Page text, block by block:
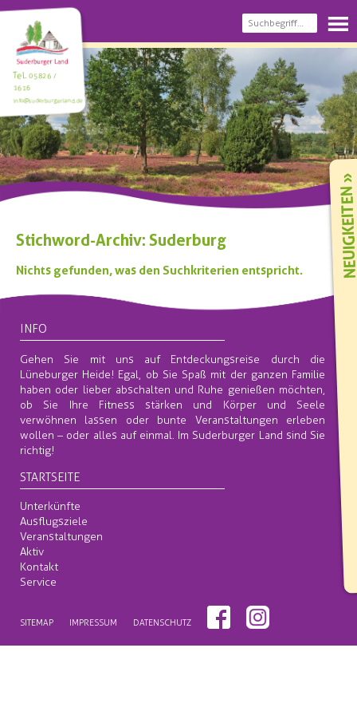
Tel.05826 /
1616
info@suderburgerland.de
Stichword-Archiv: Suderburg
Nichts gefunden, was den Suchkriterien entspricht.
INFO
Gehen Sie mit uns auf Entdeckungsreise durch die
Lüneburger Heide! Egal, ob Sie Spaß mit der ganzen Familie
haben oder lieber abschalten und Ruhe genießen möchten,
ob Sie Ihre Fitness stärken und Körper und Seele
verwöhnen lassen oder bunte Veranstaltungen erleben
wollen – oder alles auf einmal. Im Suderburger Land sind Sie
richtig!
STARTSEITE
Unterkünfte
Ausflugsziele
Veranstaltungen
Aktiv
Kontakt
Service
SITEMAP IMPRESSUM DATENSCHUTZ